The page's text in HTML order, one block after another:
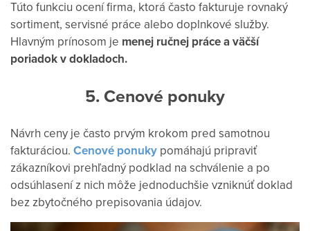
Túto funkciu ocení firma, ktorá často fakturuje rovnaký
sortiment, servisné práce alebo doplnkové služby.
Hlavným prínosom je menej ručnej práce a väčší
poriadok v dokladoch.
5. Cenové ponuky
Návrh ceny je často prvým krokom pred samotnou
fakturáciou. Cenové ponuky pomáhajú pripraviť
zákazníkovi prehľadný podklad na schválenie a po
odsúhlasení z nich môže jednoduchšie vzniknúť doklad
bez zbytočného prepisovania údajov.